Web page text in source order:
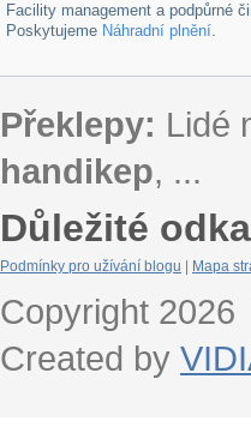
Facility management a podpůrné
Poskytujeme Náhradní plnění.
Překlepy: Lidé
handikep, ...
Důležité
Podmínky pro užívání blogu Mapa
Copyright 2026
Created by